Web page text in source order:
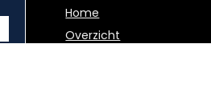
Home
Overzicht